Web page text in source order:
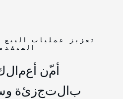
تعزيز عمليات البيع
المتقدمة
ن أعم الك ا
لت جزئة وس